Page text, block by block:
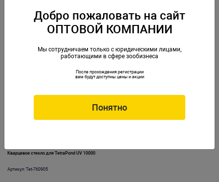
Кварцевое стекло для TetraPond UV 3000
Кварцевое стекло для TetraPond UV 10000
Артикул: Tet-760905
Добро пожаловать на сайт
ОПТОВОЙ КОМПАНИИ
Мы сотрудничаем только с юридическими лицами,
работающими в сфере зообизнеса
После прохождения регистрации
вам будут доступны цены и акции
Понятно